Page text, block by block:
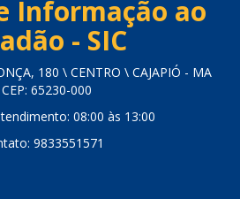
Informação ao
- SIC
180 \ CENTRO \ CAJAPIÓ - MA
65230-000
08:00 às 13:00
9833551571